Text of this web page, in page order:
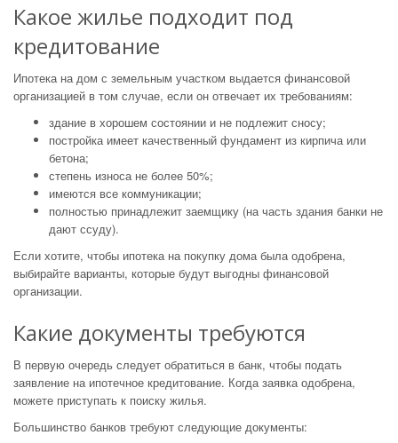
Какое жилье подходит под
кредитование
Ипотека на дом с земельным участком выдается финансовой
организацией в том случае, если он отвечает их требованиям:
здание в хорошем состоянии и не подлежит сносу;
постройка имеет качественный фундамент из кирпича или
бетона;
степень износа не более 50%;
имеются все коммуникации;
полностью принадлежит заемщику (на часть здания банки не
дают ссуду).
Если хотите, чтобы ипотека на покупку дома была одобрена,
выбирайте варианты, которые будут выгодны финансовой
организации.
Какие документы требуются
В первую очередь следует обратиться в банк, чтобы подать
заявление на ипотечное кредитование. Когда заявка одобрена,
можете приступать к поиску жилья.
Большинство банков требуют следующие документы: